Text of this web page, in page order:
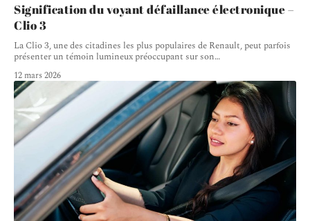
Signification du voyant défaillance électronique –
Clio 3
La Clio 3, une des citadines les plus populaires de Renault, peut parfois
présenter un témoin lumineux préoccupant sur son…
12 mars 2026